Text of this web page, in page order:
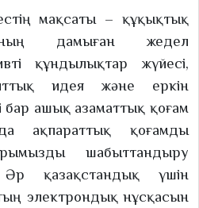
мақсаты – құқықтық
дамыған жедел
құндылықтар жүйесі,
идея және еркін
бар ашық азаматтық қоғам
ақпараттық қоғамды
шабыттандыру
қазақстандық үшін
электрондық нұсқасын